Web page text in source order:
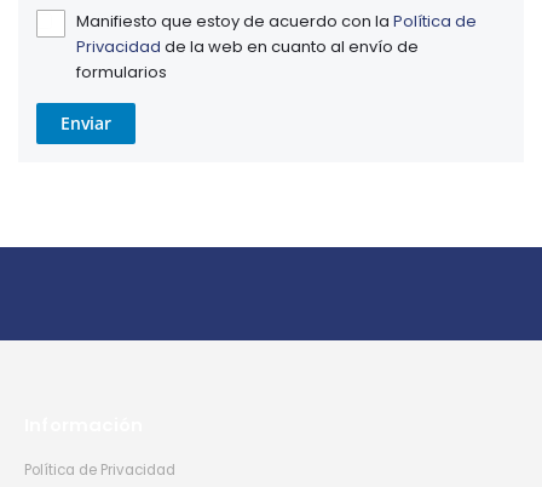
Manifiesto que estoy de acuerdo con la Política de
Privacidad de la web en cuanto al envío de
formularios
Enviar
Política de Privacidad